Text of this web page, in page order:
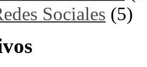
Sociales (5)